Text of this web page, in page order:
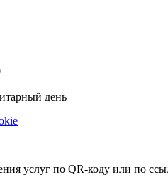
день
услуг по QR-коду или по